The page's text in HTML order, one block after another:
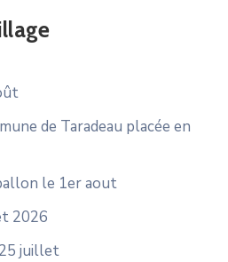
de Taradeau placée en
le 1er aout
2026
juillet